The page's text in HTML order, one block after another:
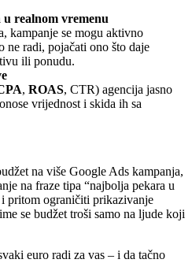
realnom vremenu
kampanje se mogu aktivno
ne radi, pojačati ono što daje
ili ponudu.
, ROAS, CTR) agencija jasno
vrijednost i skida ih sa
na više Google Ads kampanja,
na fraze tipa “najbolja pekara u
i pritom ograničiti prikazivanje
se budžet troši samo na ljude koji
euro radi za vas – i da tačno